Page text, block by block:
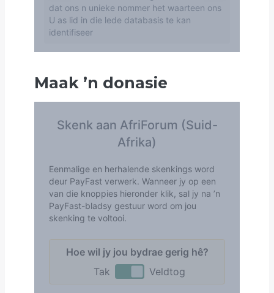
Maak ’n donasie